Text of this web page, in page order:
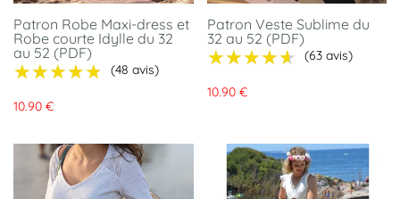
Patron Robe Maxi-dress et
Robe courte Idylle du 32
au 52 (PDF)
★★★★★
★★★★★ (48 avis)
10.90 €
Patron Veste Sublime du
32 au 52 (PDF)
★★★★★
★★★★★ (63 avis)
10.90 €